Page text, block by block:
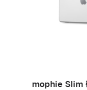
mophie Slim